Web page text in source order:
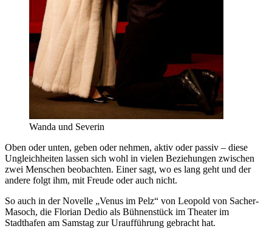
Wanda und Severin
Oben oder unten, geben oder nehmen, aktiv oder passiv – diese
Ungleichheiten lassen sich wohl in vielen Beziehungen zwischen
zwei Menschen beobachten. Einer sagt, wo es lang geht und der
andere folgt ihm, mit Freude oder auch nicht.
So auch in der Novelle „Venus im Pelz“ von Leopold von Sacher-
Masoch, die Florian Dedio als Bühnenstück im Theater im
Stadthafen am Samstag zur Uraufführung gebracht hat.